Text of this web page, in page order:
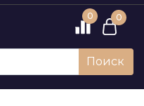
0 0
Поиск